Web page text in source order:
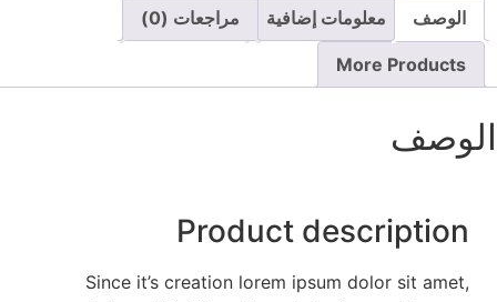
الوصف معلومات إضافية مراجعات (0)
More Products
Product description
Since it’s creation lorem ipsum dolor sit amet,